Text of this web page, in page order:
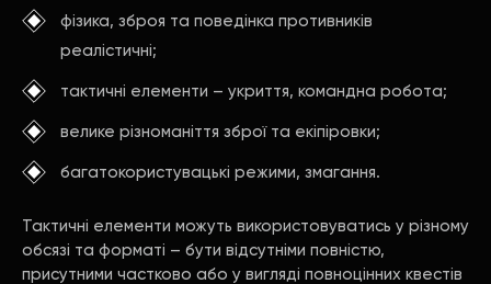
фізика, зброя та поведінка противників
реалістичні;
тактичні елементи – укриття, командна робота;
велике різноманіття зброї та екіпіровки;
багатокористувацькі режими, змагання.
Тактичні елементи можуть використовуватись у різному
обсязі та форматі – бути відсутніми повністю,
присутними частково або у вигляді повноцінних квестів